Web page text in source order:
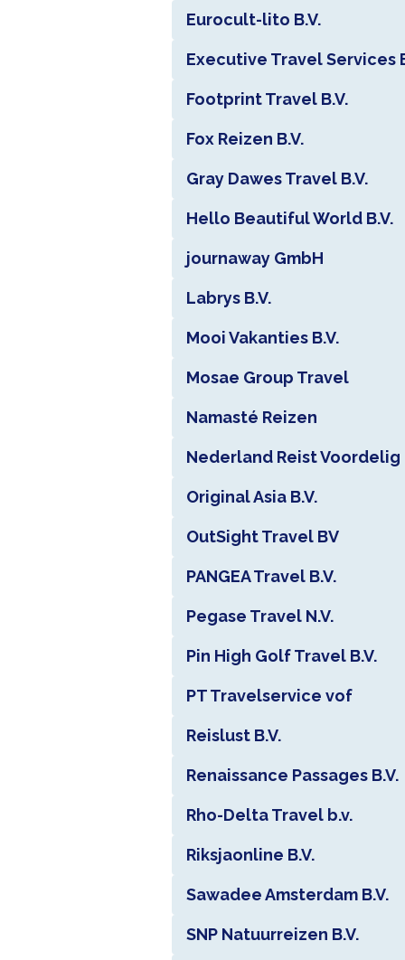
Eurocult-lito B.V.
Executive Travel Services
Footprint Travel B.V.
Fox Reizen B.V.
Gray Dawes Travel B.V.
Hello Beautiful World B.V.
journaway GmbH
Labrys B.V.
Mooi Vakanties B.V.
Mosae Group Travel
Namasté Reizen
Nederland Reist Voordelig
Original Asia B.V.
OutSight Travel BV
PANGEA Travel B.V.
Pegase Travel N.V.
Pin High Golf Travel B.V.
PT Travelservice vof
Reislust B.V.
Renaissance Passages B.V.
Rho-Delta Travel b.v.
Riksjaonline B.V.
Sawadee Amsterdam B.V.
SNP Natuurreizen B.V.